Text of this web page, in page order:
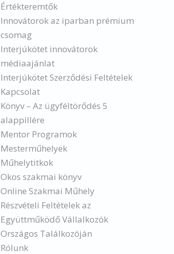
Értékteremtők
Innovátorok az iparban prémium
csomag
Interjúkötet innovátorok
médiaajánlat
Interjúkötet Szerződési Feltételek
Kapcsolat
Könyv – Az ügyféltörődés 5
alappillére
Mentor Programok
Mesterműhelyek
Műhelytitkok
Okos szakmai könyv
Online Szakmai Műhely
Részvételi Feltételek az
Együttműködő Vállalkozók
Országos Találkozóján
Rólunk